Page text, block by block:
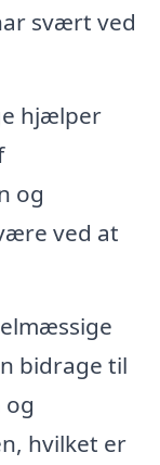
svært ved
hjælper
og
ved at
bidrage til
hvilket er